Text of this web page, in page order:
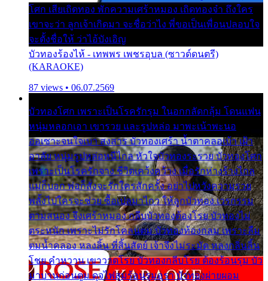
โศก เสียเถิดทอง พักความเศร้าหมอง เถิดทองจ๋า ถึงใคร
เขาจะว่า ลูกเจ้าเกิดมา จะชื่อว่าไง พี่ขอเป็นเพื่อนปลอบใจ
จะตั้งชื่อให้ ว่าไอ้บังเอิญ
บัวทองร้องไห้ - เทพพร เพชรอุบล (ซาวด์ดนตรี)
(KARAOKE)
87 views • 06.07.2569
บัวทองโศก เพราะเป็นโรครักรุม ในอกกลัดกลุ้ม โดนแฟน
หนุ่มหลอกเอา เขารวย และรูปหล่อ มาพะเน้าพะนอ
ออเซาะจนใจเบา สงสาร บัวทองเศร้า น้ำตาคลอเบ้า เฝ้า
อาลัย หนุ่มรูปหล่อหนีไกล หัวใจบัวทองระรวย บัวทองโศก
เพราะเป็นโรครักจาง ชีวิตเคว้งคว้าง เมื่อรักห่างร้างไกล
แม่ก็บอก พ่อก็สั่งจะรักใครสักครั้ง อย่าไปหวังความรวย
พลั้งไปใครจะช่วย ซื้อเปลมาไกว ให้ลูกบัวทอง เวรกรรม
ตามสนอง จึงเศร้าหมอง กลีบบัวทองต้องโรย บัวทองไม่
ตระหนัก เพราะไม่รักโคลนตม บัวทองท้องกลม เพราะลืม
ตมน้ำคลอง หลงลิ้น ที่สิ้นสัตย์ เจ้าจึงไม่ระมัด หลงกลิ่นลิ้น
โชย คำหวาน เขาวาดโรย บัวทองกลีบโรย ต้องร้อนรุม บัว
มาบานก่อนตูม ดุจไฟสุมร้อนรุมอุรา บัวทองผ่ายผอม